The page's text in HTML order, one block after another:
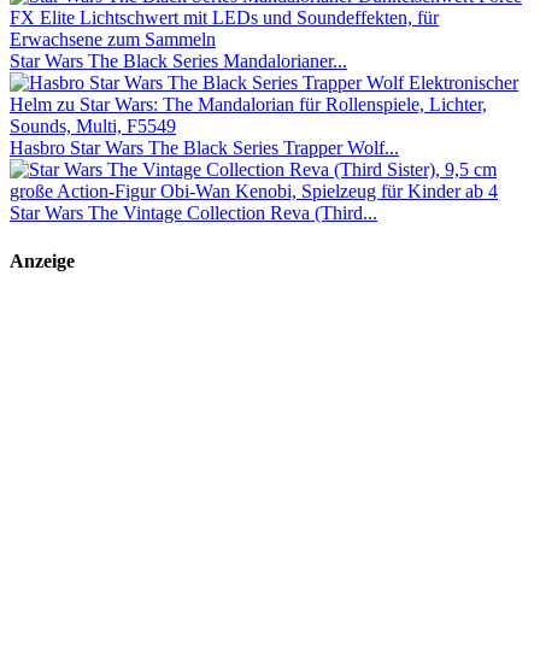
Star Wars The Black Series Mandalorianer...
Hasbro Star Wars The Black Series Trapper Wolf...
Star Wars The Vintage Collection Reva (Third...
Anzeige